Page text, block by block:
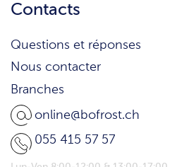
Contacts
Questions et réponses
Nous contacter
Branches
online@bofrost.ch
055 415 57 57